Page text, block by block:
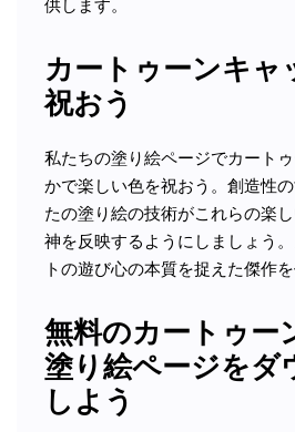
供します。
カートゥーンキャ
祝おう
私たちの塗り絵ページでカート
かで楽しい色を祝おう。創造性
たの塗り絵の技術がこれらの楽
神を反映するようにしましょう
トの遊び心の本質を捉えた傑作
無料のカートゥー
塗り絵ページをダ
しよう